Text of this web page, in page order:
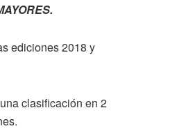
ediciones 2018 y
clasificación en 2